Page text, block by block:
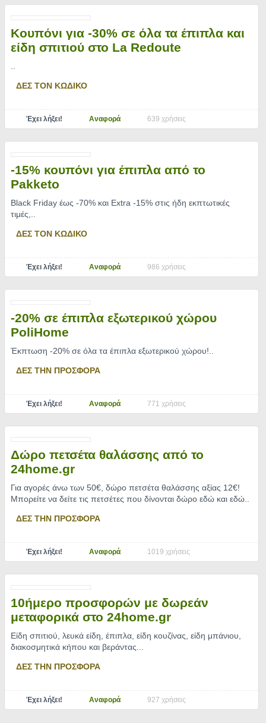
Κουπόνι για -30% σε όλα τα έπιπλα και
είδη σπιτιού στο La Redoute
ΔΕΣ ΤΟΝ ΚΩΔΙΚΟ
Έχει λήξει! Αναφορά 639 χρήσεις
-15% κουπόνι για έπιπλα από το
Pakketo
Black Friday έως -70% και Extra -15% στις ήδη εκπτωτικές
τιμές,
ΔΕΣ ΤΟΝ ΚΩΔΙΚΟ
Έχει λήξει! Αναφορά 986 χρήσεις
-20% σε έπιπλα εξωτερικού χώρου
PoliHome
Έκπτωση -20% σε όλα τα έπιπλα εξωτερικού χώρου!
ΔΕΣ ΤΗΝ ΠΡΟΣΦΟΡΑ
Έχει λήξει! Αναφορά 771 χρήσεις
Δώρο πετσέτα θαλάσσης από το
24home.gr
Για αγορές άνω των 50€, δώρο πετσέτα θαλάσσης αξίας 12€!
Μπορείτε να δείτε τις πετσέτες που δίνονται δώρο εδώ και εδώ..
ΔΕΣ ΤΗΝ ΠΡΟΣΦΟΡΑ
Έχει λήξει! Αναφορά 1019 χρήσεις
10ήμερο προσφορών με δωρεάν
μεταφορικά στο 24home.gr
Είδη σπιτιού, λευκά είδη, έπιπλα, είδη κουζίνας, είδη μπάνιου,
διακοσμητικά κήπου και βεράντας.
ΔΕΣ ΤΗΝ ΠΡΟΣΦΟΡΑ
Έχει λήξει! Αναφορά 927 χρήσεις